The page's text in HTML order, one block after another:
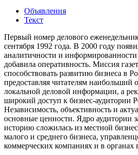
Объявления
Текст
Первый номер делового
сентября 1992 года. В 2000 году
аналитичности и
добавила оперативность. Миссия
способствовать развитию бизнеса в
предоставляя читателям наибольший
локальной деловой информации, а
широкий доступ к бизнес-аудитории
Независимость, объективность и
основные ценности. Ядро аудитории
историю сложилась из местной
малого и среднего бизнеса,
коммерческих компаниях и в органах